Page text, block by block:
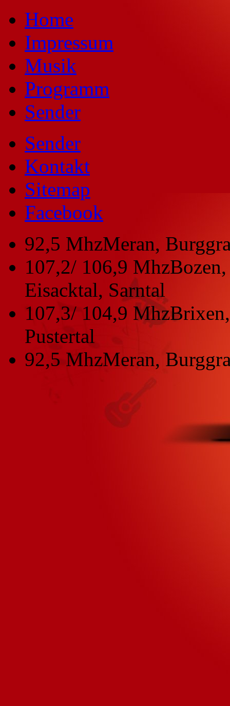
Home
Impressum
Musik
Programm
Sender
Sender
Kontakt
Sitemap
Facebook
92,5 MhzMeran,
107,2/ 106,9 Mhz
Eisacktal, Sarntal
107,3/ 104,9 Mhz
Pustertal
92,5 MhzMeran,